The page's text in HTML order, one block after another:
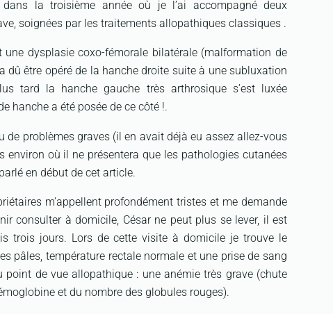
la troisième année où je l’ai accompagné deux
soignées par les traitements allopathiques classiques .
une dysplasie coxo-fémorale bilatérale (malformation de
dû être opéré de la hanche droite suite à une subluxation
tard la hanche gauche très arthrosique s’est luxée
hanche a été posée de ce côté !.
de problèmes graves (il en avait déjà eu assez allez-vous
environ où il ne présentera que les pathologies cutanées
en début de cet article.
m’appellent profondément tristes et me demande
consulter à domicile, César ne peut plus se lever, il est
trois jours. Lors de cette visite à domicile je trouve le
pâles, température rectale normale et une prise de sang
point de vue allopathique : une anémie très grave (chute
et du nombre des globules rouges).